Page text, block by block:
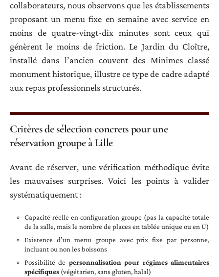
collaborateurs, nous observons que les établissements
proposant un menu fixe en semaine avec service en
moins de quatre-vingt-dix minutes sont ceux qui
génèrent le moins de friction. Le Jardin du Cloître,
installé dans l’ancien couvent des Minimes classé
monument historique, illustre ce type de cadre adapté
aux repas professionnels structurés.
Critères de sélection concrets pour une
réservation groupe à Lille
Avant de réserver, une vérification méthodique évite
les mauvaises surprises. Voici les points à valider
systématiquement :
Capacité réelle en configuration groupe (pas la capacité totale
de la salle, mais le nombre de places en tablée unique ou en U)
Existence d’un menu groupe avec prix fixe par personne,
incluant ou non les boissons
Possibilité de personnalisation pour régimes alimentaires
spécifiques (végétarien, sans gluten, halal)